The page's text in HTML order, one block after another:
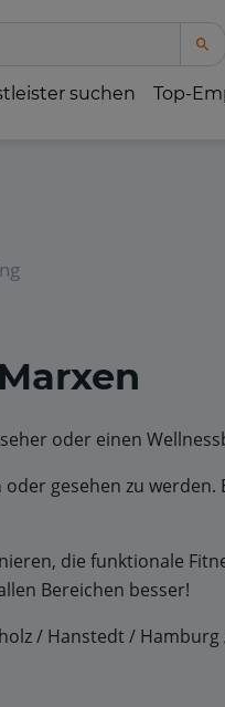
suchen Top-
oder einen
gesehen zu werden.
die funktionale
Bereichen besser!
/ Hanstedt / Hamburg